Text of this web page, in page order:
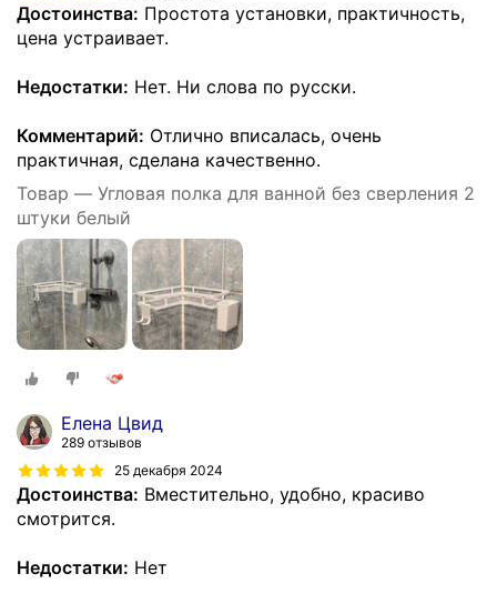
Достоинства: Простота установки, практичность,
цена устраивает.
Недостатки: Нет. Ни слова по русски.
Комментарий: Отлично вписалась, очень
практичная, сделана качественно.
Товар — Угловая полка для ванной без сверления 2
штуки белый
Елена Цвид
289 отзывов
25 декабря 2024
Достоинства: Вместительно, удобно, красиво
смотрится.
Недостатки: Нет